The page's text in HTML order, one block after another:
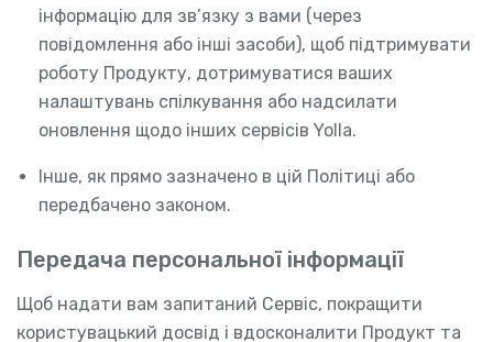
інформацію для зв’язку з вами (через
повідомлення або інші засоби), щоб підтримувати
роботу Продукту, дотримуватися ваших
налаштувань спілкування або надсилати
оновлення щодо інших сервісів Yolla.
Інше, як прямо зазначено в цій Політиці або
передбачено законом.
Передача персональної інформації
Щоб надати вам запитаний Сервіс, покращити
користувацький досвід і вдосконалити Продукт та